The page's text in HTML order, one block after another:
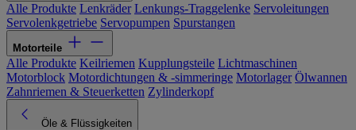
Alle Produkte Lenkräder Lenkungs-Traggelenke Servoleitungen
Servolenkgetriebe Servopumpen Spurstangen
Motorteile
Alle Produkte Keilriemen Kupplungsteile Lichtmaschinen
Motorblock Motordichtungen & -simmeringe Motorlager Ölwannen
Zahnriemen & Steuerketten Zylinderkopf
Öle & Flüssigkeiten